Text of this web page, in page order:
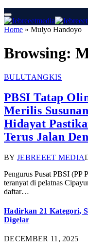
Home » Mulyo Handoyo
Browsing:
BULUTANGKIS
PBSI Tatap
Merilis
Hidayat
Terus Jalan
BY JEBREEET MEDIA
Pengurus Pusat PBSI (PP
teranyat di pelatnas
daftar…
Hadirkan 21 Kategori,
Digelar
DECEMBER 11, 2025